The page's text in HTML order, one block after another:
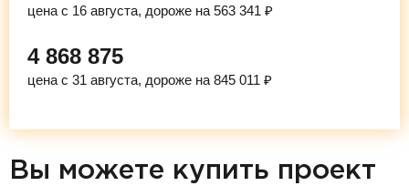
цена с 16 августа, дороже на 563 341 ₽
4 868 875
цена с 31 августа, дороже на 845 011 ₽
Вы можете купить проект